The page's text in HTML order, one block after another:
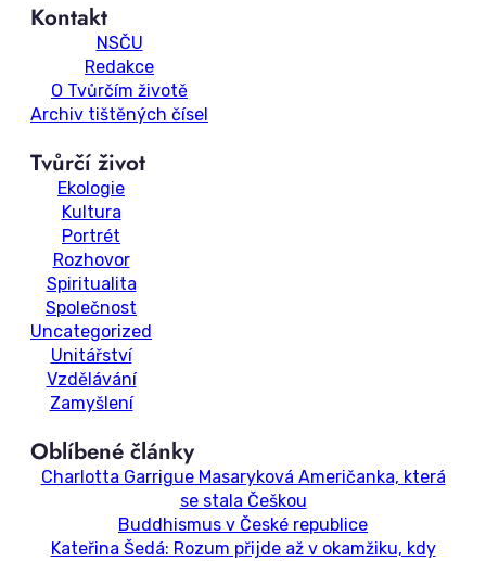
Kontakt
NSČU
Redakce
O Tvůrčím životě
Archiv tištěných čísel
Tvůrčí život
Ekologie
Kultura
Portrét
Rozhovor
Spiritualita
Společnost
Uncategorized
Unitářství
Vzdělávání
Zamyšlení
Oblíbené články
Charlotta Garrigue Masaryková Američanka, která
se stala Češkou
Buddhismus v České republice
Kateřina Šedá: Rozum přijde až v okamžiku, kdy